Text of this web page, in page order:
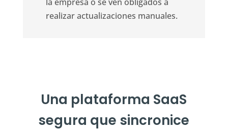
realizar actualizaciones manuales.
Una plataforma SaaS
segura que sincronice